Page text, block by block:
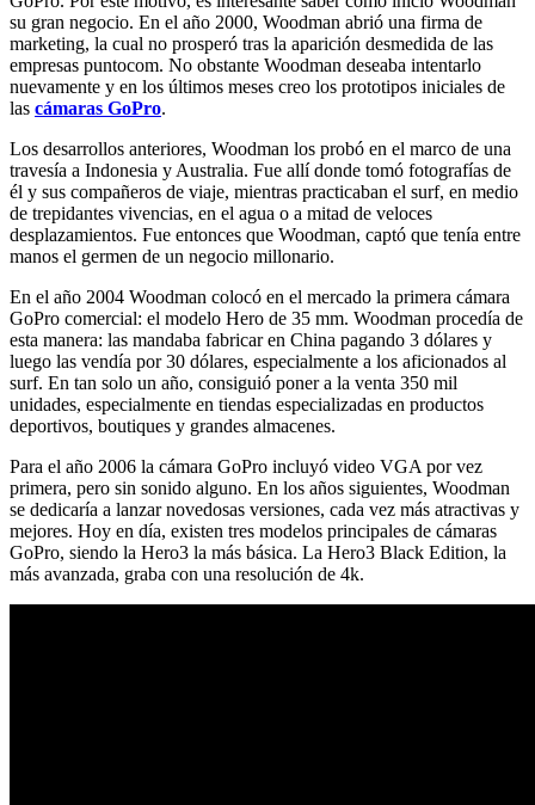
su gran negocio. En el año 2000, Woodman abrió una firma de
marketing, la cual no prosperó tras la aparición desmedida de las
empresas puntocom. No obstante Woodman deseaba intentarlo
nuevamente y en los últimos meses creo los prototipos iniciales de
las cámaras GoPro.
Los desarrollos anteriores, Woodman los probó en el marco de una
travesía a Indonesia y Australia. Fue allí donde tomó fotografías de
él y sus compañeros de viaje, mientras practicaban el surf, en medio
de trepidantes vivencias, en el agua o a mitad de veloces
desplazamientos. Fue entonces que Woodman, captó que tenía entre
manos el germen de un negocio millonario.
En el año 2004 Woodman colocó en el mercado la primera cámara
GoPro comercial: el modelo Hero de 35 mm. Woodman procedía de
esta manera: las mandaba fabricar en China pagando 3 dólares y
luego las vendía por 30 dólares, especialmente a los aficionados al
surf. En tan solo un año, consiguió poner a la venta 350 mil
unidades, especialmente en tiendas especializadas en productos
deportivos, boutiques y grandes almacenes.
Para el año 2006 la cámara GoPro incluyó video VGA por vez
primera, pero sin sonido alguno. En los años siguientes, Woodman
se dedicaría a lanzar novedosas versiones, cada vez más atractivas y
mejores. Hoy en día, existen tres modelos principales de cámaras
GoPro, siendo la Hero3 la más básica. La Hero3 Black Edition, la
más avanzada, graba con una resolución de 4k.